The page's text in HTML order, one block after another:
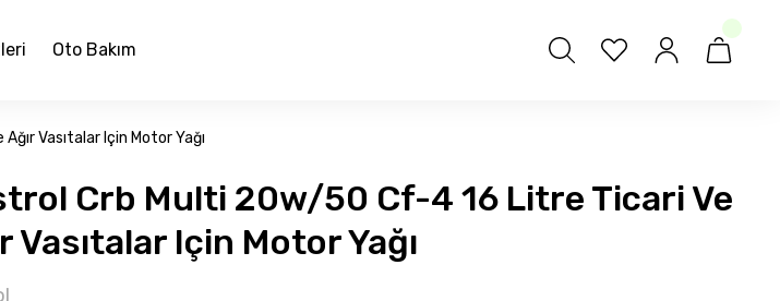
Oto Bakım
Vasıtalar Için Motor Yağı
Crb Multi 20w/50 Cf-4 16 Litre Ticari Ve
Vasıtalar Için Motor Yağı